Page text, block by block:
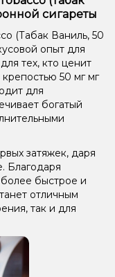
сигареты
(Табак Ваниль, 50
опыт для
тех, кто ценит
50 мг мг
для
богатый
затяжек, даря
Благодаря
быстрое и
отличным
так и для